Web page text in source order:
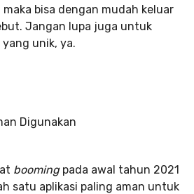
bisa dengan mudah keluar
Jangan lupa juga untuk
unik, ya.
booming pada awal tahun 2021
satu aplikasi paling aman untuk